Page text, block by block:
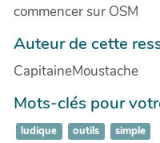
commencer sur OSM
Auteur de cette
CapitaineMoustache
Mots-clés pour
ludique outils simple